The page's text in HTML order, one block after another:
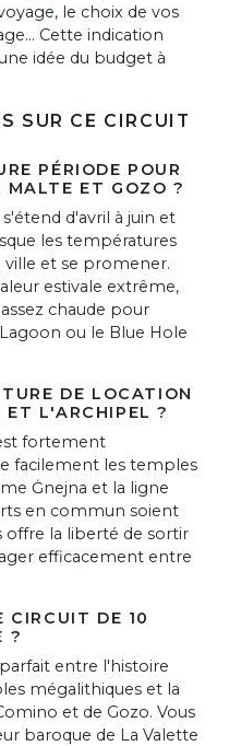
le choix de vos
Cette indication
idée du budget à
SUR CE CIRCUIT
PÉRIODE POUR
MALTE ET GOZO ?
d'avril à juin et
les températures
et se promener.
estivale extrême,
chaude pour
ou le Blue Hole
DE LOCATION
ET L'ARCHIPEL ?
fortement
facilement les temples
Ġnejna et la ligne
en commun soient
offre la liberté de sortir
efficacement entre
CIRCUIT DE 10
?
entre l'histoire
mégalithiques et la
et de Gozo. Vous
baroque de La Valette